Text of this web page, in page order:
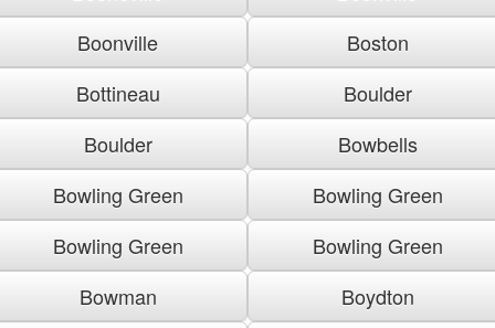
Boonville
Boston
Bottineau
Boulder
Boulder
Bowbells
Bowling Green
Bowling Green
Bowling Green
Bowling Green
Bowman
Boydton